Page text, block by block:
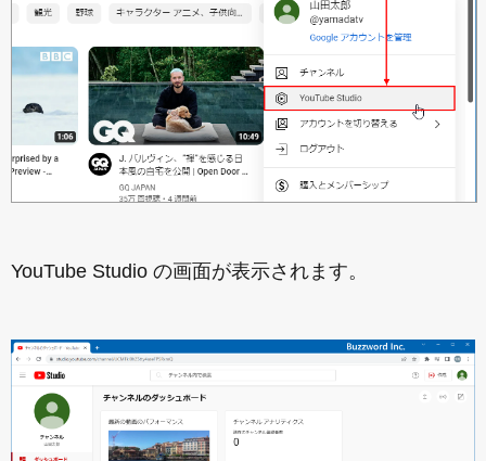
YouTube Studio の画面が表示されます。